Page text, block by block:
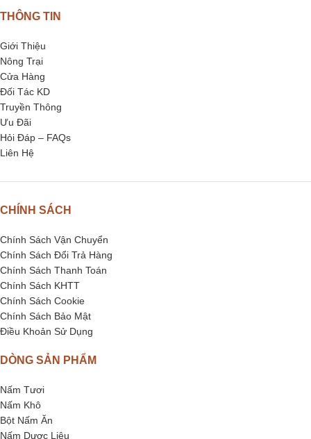
THÔNG TIN
Giới Thiệu
Nông Trại
Cửa Hàng
Đối Tác KD
Truyền Thông
Ưu Đãi
Hỏi Đáp – FAQs
Liên Hệ
CHÍNH SÁCH
Chính Sách Vận Chuyển
Chính Sách Đổi Trả Hàng
Chính Sách Thanh Toán
Chính Sách KHTT
Chính Sách Cookie
Chính Sách Bảo Mật
Điều Khoản Sử Dụng
DÒNG SẢN PHẨM
Nấm Tươi
Nấm Khô
Bột Nấm Ăn
Nấm Dược Liệu